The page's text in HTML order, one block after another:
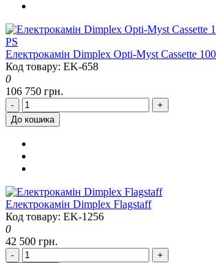
Електрокамін Dimplex Opti-Myst Cassette
Код товару: EK-658
0
106 750 грн.
-
+
До кошика
Електрокамін Dimplex Flagstaff
Код товару: EK-1256
0
42 500 грн.
-
+